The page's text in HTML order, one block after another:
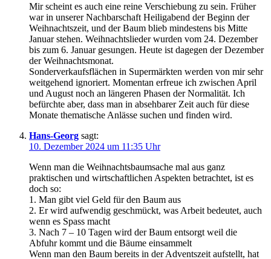
Mir scheint es auch eine reine Verschiebung zu sein. Früher
war in unserer Nachbarschaft Heiligabend der Beginn der
Weihnachtszeit, und der Baum blieb mindestens bis Mitte
Januar stehen. Weihnachtslieder wurden vom 24. Dezember
bis zum 6. Januar gesungen. Heute ist dagegen der Dezember
der Weihnachtsmonat.
Sonderverkaufsflächen in Supermärkten werden von mir sehr
weitgehend ignoriert. Momentan erfreue ich zwischen April
und August noch an längeren Phasen der Normalität. Ich
befürchte aber, dass man in absehbarer Zeit auch für diese
Monate thematische Anlässe suchen und finden wird.
Hans-Georg sagt:
10. Dezember 2024 um 11:35 Uhr
Wenn man die Weihnachtsbaumsache mal aus ganz
praktischen und wirtschaftlichen Aspekten betrachtet, ist es
doch so:
1. Man gibt viel Geld für den Baum aus
2. Er wird aufwendig geschmückt, was Arbeit bedeutet, auch
wenn es Spass macht
3. Nach 7 – 10 Tagen wird der Baum entsorgt weil die
Abfuhr kommt und die Bäume einsammelt
Wenn man den Baum bereits in der Adventszeit aufstellt, hat